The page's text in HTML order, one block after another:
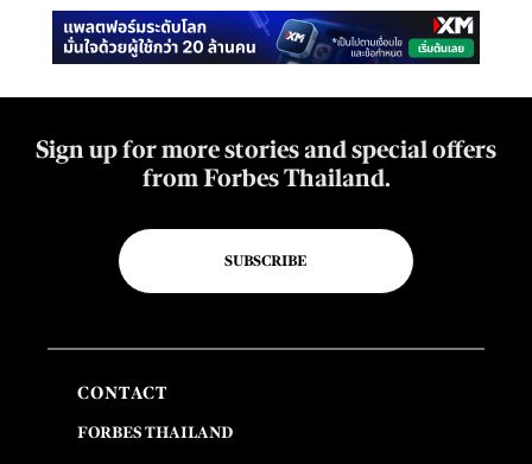
Sign up for more stories and special offers
from Forbes Thailand.
SUBSCRIBE
CONTACT
FORBES THAILAND